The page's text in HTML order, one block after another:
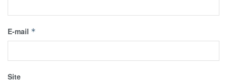
E-mail *
Site